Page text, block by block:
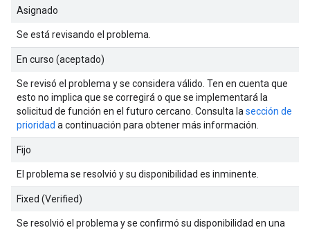
Asignado
Se está revisando el problema.
En curso (aceptado)
Se revisó el problema y se considera válido. Ten en cuenta que
esto no implica que se corregirá o que se implementará la
solicitud de función en el futuro cercano. Consulta la sección de
prioridad a continuación para obtener más información.
Fijo
El problema se resolvió y su disponibilidad es inminente.
Fixed (Verified)
Se resolvió el problema y se confirmó su disponibilidad en una